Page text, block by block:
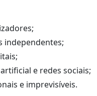
independentes;
e redes sociais;
e imprevisíveis.